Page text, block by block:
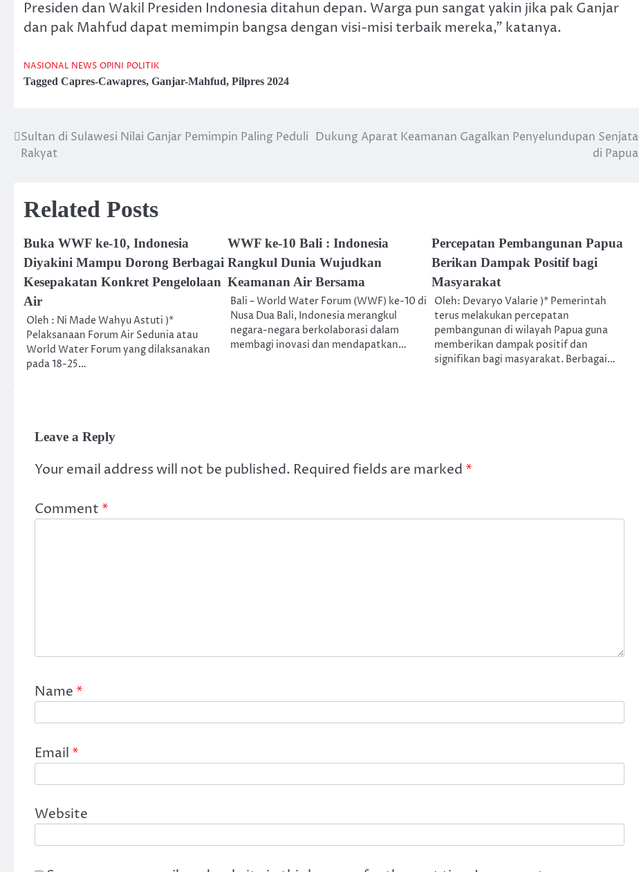
Presiden dan Wakil Presiden Indonesia ditahun depan. Warga pun sangat yakin jika pak Ganjar
dan pak Mahfud dapat memimpin bangsa dengan visi-misi terbaik mereka,” katanya.
NASIONAL NEWS OPINI POLITIK
Tagged Capres-Cawapres, Ganjar-Mahfud, Pilpres 2024
Post
navigation
Sultan di Sulawesi Nilai Ganjar Pemimpin Paling Peduli
Rakyat
Dukung Aparat Keamanan Gagalkan Penyelundupan Senjata
di Papua
Related Posts
Buka WWF ke-10, Indonesia
Diyakini Mampu Dorong Berbagai
Kesepakatan Konkret Pengelolaan
Air
Oleh : Ni Made Wahyu Astuti )*
Pelaksanaan Forum Air Sedunia atau
World Water Forum yang dilaksanakan
pada 18-25…
WWF ke-10 Bali : Indonesia
Rangkul Dunia Wujudkan
Keamanan Air Bersama
Bali – World Water Forum (WWF) ke-10 di
Nusa Dua Bali, Indonesia merangkul
negara-negara berkolaborasi dalam
membagi inovasi dan mendapatkan…
Percepatan Pembangunan Papua
Berikan Dampak Positif bagi
Masyarakat
Oleh: Devaryo Valarie )* Pemerintah
terus melakukan percepatan
pembangunan di wilayah Papua guna
memberikan dampak positif dan
signifikan bagi masyarakat. Berbagai…
Leave a Reply
Your email address will not be published. Required fields are marked *
Comment *
Name *
Email *
Website